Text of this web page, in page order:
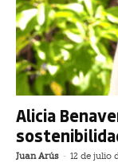
Alicia
Juan Arús - 12 de julio